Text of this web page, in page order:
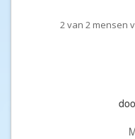
2van 2mensen